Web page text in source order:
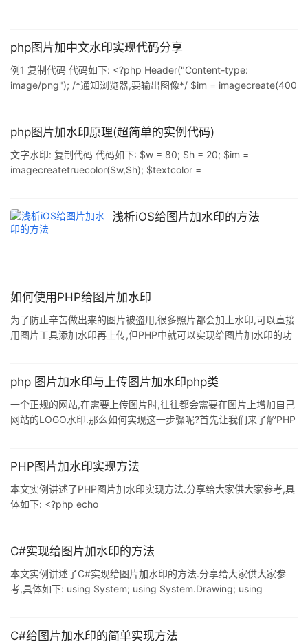
php图片加中文水印实现代码分享
例1 复制代码 代码如下: <?php Header("Content-type:
image/png"); /*通知浏览器,要输出图像*/ $im = imagecreate(400
255); $fontfile = "simkai.ttf
php图片加水印原理(超简单的实例代码)
文字水印: 复制代码 代码如下: $w = 80; $h = 20; $im =
imagecreatetruecolor($w,$h); $textcolor =
imagecolorallocate($im, 128, 128, 128); $black =
imagecolorallocate($im
浅析iOS给图片加水印的方法
如何使用PHP给图片加水印
为了防止辛苦做出来的图片被盗用,很多照片都会加上水印,可以直接
用图片工具添加水印再上传,但PHP中就可以实现给图片加水印的功
<?php $img = imagecreatefromjpeg($filename); $logo =
件或URL创建一个新图像
php 图片加水印与上传图片加水印php类
一个正规的网站,在需要上传图片时,往往都会需要在图片上增加自己
网站的LOGO水印.那么如何实现这一步骤呢?首先让我们来了解PHP
已经定好的图像程序当中判断水印类型:一是字符串,另是增加一个图
$max_file_size : 上传文件大小限制, 单位BYTE $destination_folde
PHP图片加水印实现方法
本文实例讲述了PHP图片加水印实现方法.分享给大家供大家参考,具
体如下: <?php echo
$positon=2, $alpha=60); /** * 图片加水印(适用于png/jpg/gif格
C#实现给图片加水印的方法
本文实例讲述了C#实现给图片加水印的方法.分享给大家供大家参
考,具体如下: using System; using System.Drawing; using
Main(string[] args) { //set a working directory str
C#给图片加水印的简单实现方法